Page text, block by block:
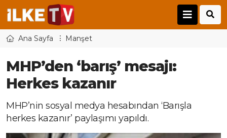
Ana Sayfa Manşet
MHP’den ‘barış’ mesajı:
Herkes kazanır
MHP’nin sosyal medya hesabından ‘Barışla
herkes kazanır’ paylaşımı yapıldı.